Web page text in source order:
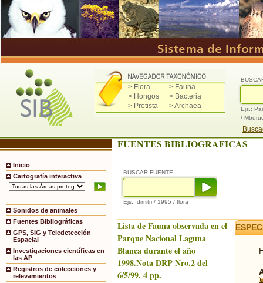
> Flora
> Fauna
> Hongos
> Bacteria
> Protista
> Archaea
Ejs.:
/
Inicio
Cartografía interactiva
Sonidos de animales
Fuentes Bibliográficas
GPS, SIG y Teledetección
Espacial
Investigaciones científicas en
las AP
Registros de colecciones y
relevamientos
FUENTES BIBLIOGRAFICAS
BUSCAR FUENTE
Ejs.: dimitri / 1995 / flora
Lista de Fauna observada en el
Parque Nacional Laguna
Blanca durante el año
1998.Nota DRP Nro.2 del
6/5/99. 4 pp.